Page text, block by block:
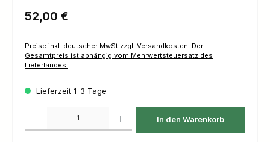
Regulärer Preis:
52,00 €
Preise inkl. deutscher MwSt zzgl. Versandkosten. Der
Gesamtpreis ist abhängig vom Mehrwertsteuersatz des
Lieferlandes.
Lieferzeit 1-3 Tage
In den Warenkorb